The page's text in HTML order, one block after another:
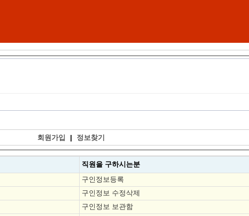
회원가입 | 정보찾기
직원을 구하시는분
구인정보등록
구인정보 수정삭제
구인정보 보관함